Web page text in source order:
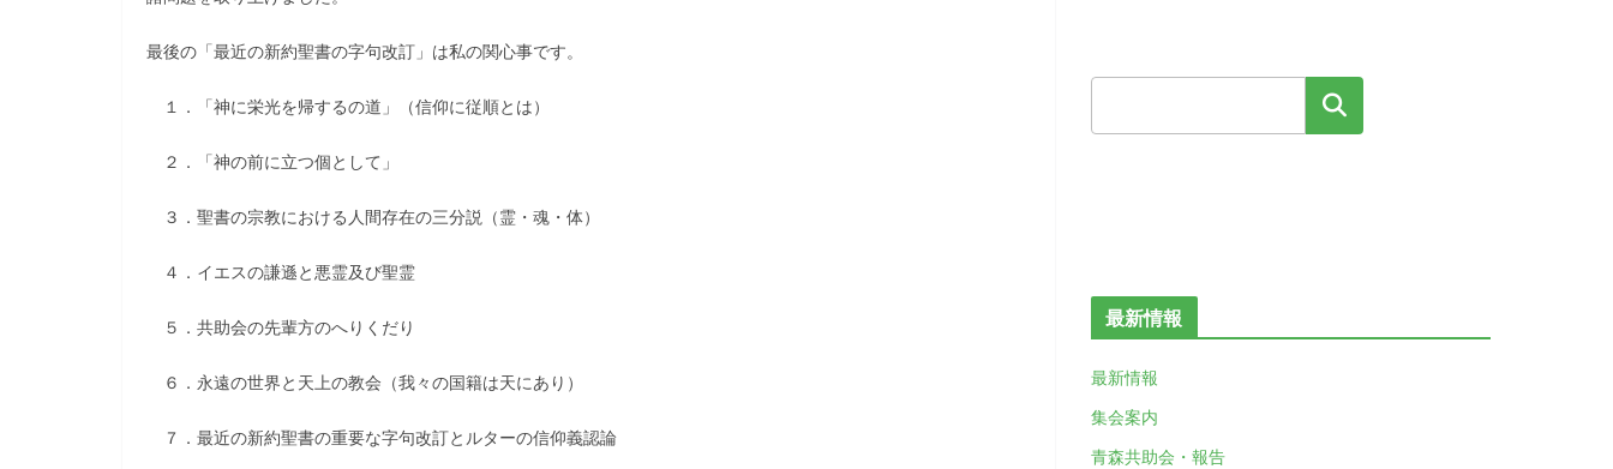
最後の「最近の新約聖書の字句改訂」は私の関心事です。
１．「神に栄光を帰するの道」（信仰に従順とは）
２．「神の前に立つ個として」
３．聖書の宗教における人間存在の三分説（霊・魂・体）
４．イエスの謙遜と悪霊及び聖霊
５．共助会の先輩方のへりくだり
６．永遠の世界と天上の教会（我々の国籍は天にあり）
７．最近の新約聖書の重要な字句改訂とルターの信仰義認論
検索
最新情報
最新情報
集会案内
青森共助会・報告